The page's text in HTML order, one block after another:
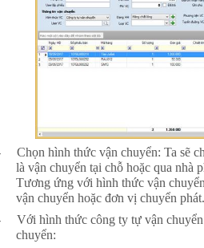
Chọn hình thức vận chuyển: Ta sẽ
là vận chuyển tại chỗ hoặc qua nhà
Tương ứng với hình thức vận
vận chuyển hoặc đơn vị chuyển phát.
Với hình thức công ty tự vận chuyển
chuyển: